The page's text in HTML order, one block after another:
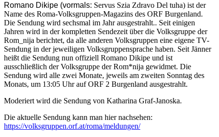
Romano Dikipe (vormals: Servus Szia Zdravo Del tuha) ist der
Name des Roma-Volksgruppen-Magazins des ORF Burgenland.
Die Sendung wird sechsmal im Jahr ausgestrahlt.. Seit einigen
Jahren wird in der kompletten Sendezeit über die Volksgruppe der
Rom_nija berichtet, da alle anderen Volksgruppen eine eigene TV-
Sendung in der jeweiligen Volksgruppensprache haben. Seit Jänner
heißt die Sendung nun offiziell Romano Dikipe und ist
ausschließlich der Volksgruppe der Rom*nija gewidmet. Die
Sendung wird alle zwei Monate, jeweils am zweiten Sonntag des
Monats, um 13:05 Uhr auf ORF 2 Burgenland ausgestrahlt.
Moderiert wird die Sendung von Katharina Graf-Janoska.
Die aktuelle Sendung kann man hier nachsehen:
https://volksgruppen.orf.at/roma/meldungen/